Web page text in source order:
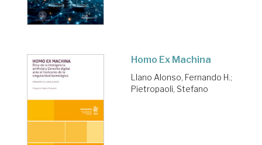
Homo Ex Machina
Llano Alonso, Fernando H.;
Pietropaoli, Stefano